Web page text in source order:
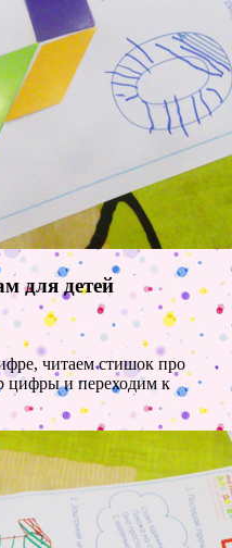
для детей
читаем стишок про
цифры и переходим к